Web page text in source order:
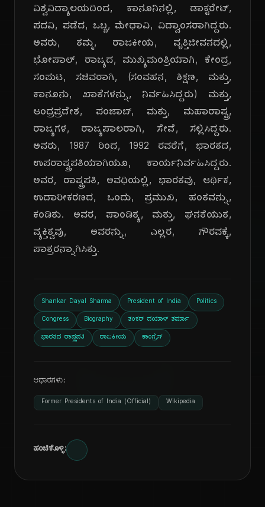
ದಿ
ವಿಶ್ವವಿದ್ಯಾಲಯದಿಂದ, ಕಾನೂನಿನಲ್ಲಿ, ಡಾಕ್ಟರೇಟ್,
ಪದವಿ, ಪಡೆದ, ಒಬ್ಬ, ಮೇಧಾವಿ, ವಿದ್ವಾಂಸರಾಗಿದ್ದರು.
ಅವರು, ತಮ್ಮ, ರಾಜಕೀಯ, ವೃತ್ತಿಜೀವನದಲ್ಲಿ,
ಭೋಪಾಲ್, ರಾಜ್ಯದ, ಮುಖ್ಯಮಂತ್ರಿಯಾಗಿ, ಕೇಂದ್ರ,
ಸಂಪುಟ, ಸಚಿವರಾಗಿ, (ಸಂವಹನ, ಶಿಕ್ಷಣ, ಮತ್ತು,
ಕಾನೂನು, ಖಾತೆಗಳನ್ನು, ನಿರ್ವಹಿಸಿದ್ದರು) ಮತ್ತು,
ಆಂಧ್ರಪ್ರದೇಶ, ಪಂಜಾಬ್, ಮತ್ತು, ಮಹಾರಾಷ್ಟ್ರ,
ರಾಜ್ಯಗಳ, ರಾಜ್ಯಪಾಲರಾಗಿ, ಸೇವೆ, ಸಲ್ಲಿಸಿದ್ದರು.
ಅವರು, 1987 ರಿಂದ, 1992 ರವರೆಗೆ, ಭಾರತದ,
ಉಪರಾಷ್ಟ್ರಪತಿಯಾಗಿಯೂ, ಕಾರ್ಯನಿರ್ವಹಿಸಿದ್ದರು.
ಅವರ, ರಾಷ್ಟ್ರಪತಿ, ಅವಧಿಯಲ್ಲಿ, ಭಾರತವು, ಆರ್ಥಿಕ,
ಉದಾರೀಕರಣದ, ಒಂದು, ಪ್ರಮುಖ, ಹಂತವನ್ನು,
ಕಂಡಿತು. ಅವರ, ಪಾಂಡಿತ್ಯ, ಮತ್ತು, ಘನತೆಯುತ,
ವ್ಯಕ್ತಿತ್ವವು, ಅವರನ್ನು, ಎಲ್ಲರ, ಗೌರವಕ್ಕೆ,
ಪಾತ್ರರನ್ನಾಗಿಸಿತ್ತು.
Shankar Dayal Sharma President of India Politics
Congress Biography ಶಂಕರ್ ದಯಾಳ್ ಶರ್ಮಾ
ಭಾರತದ ರಾಷ್ಟ್ರಪತಿ ರಾಜಕೀಯ ಕಾಂಗ್ರೆಸ್
ಆಧಾರಗಳು:
Former Presidents of India (Official) Wikipedia
ಹಂಚಿಕೊಳ್ಳಿ: